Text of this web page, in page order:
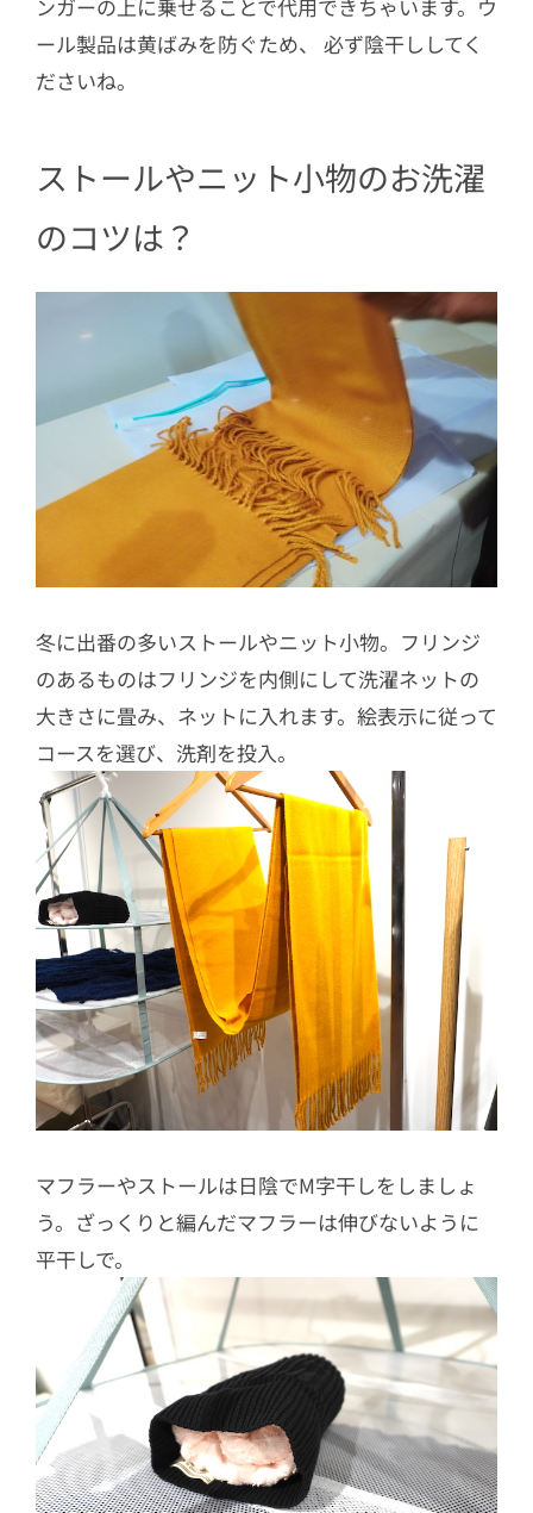
ンガーの上に乗せることで代用できちゃいます。ウ
ール製品は黄ばみを防ぐため、 必ず陰干ししてく
ださいね。
ストールやニット小物のお洗濯
のコツは？
冬に出番の多いストールやニット小物。フリンジ
のあるものはフリンジを内側にして洗濯ネットの
大きさに畳み、ネットに入れます。絵表示に従って
コースを選び、洗剤を投入。
マフラーやストールは日陰でM字干しをしましょ
う。ざっくりと編んだマフラーは伸びないように
平干しで。